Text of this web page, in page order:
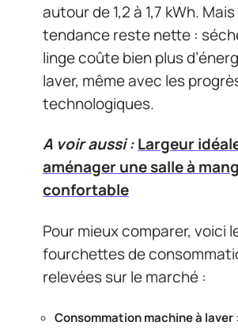
autour de 1,2 à 1,7 kWh. Mais
tendance reste nette :
linge coûte bien plus
laver, même avec les
technologiques.
A voir aussi :Largeur
aménager une salle à
confortable
Pour mieux comparer, voici
fourchettes de
relevées sur le marché :
Consommation machine à laver